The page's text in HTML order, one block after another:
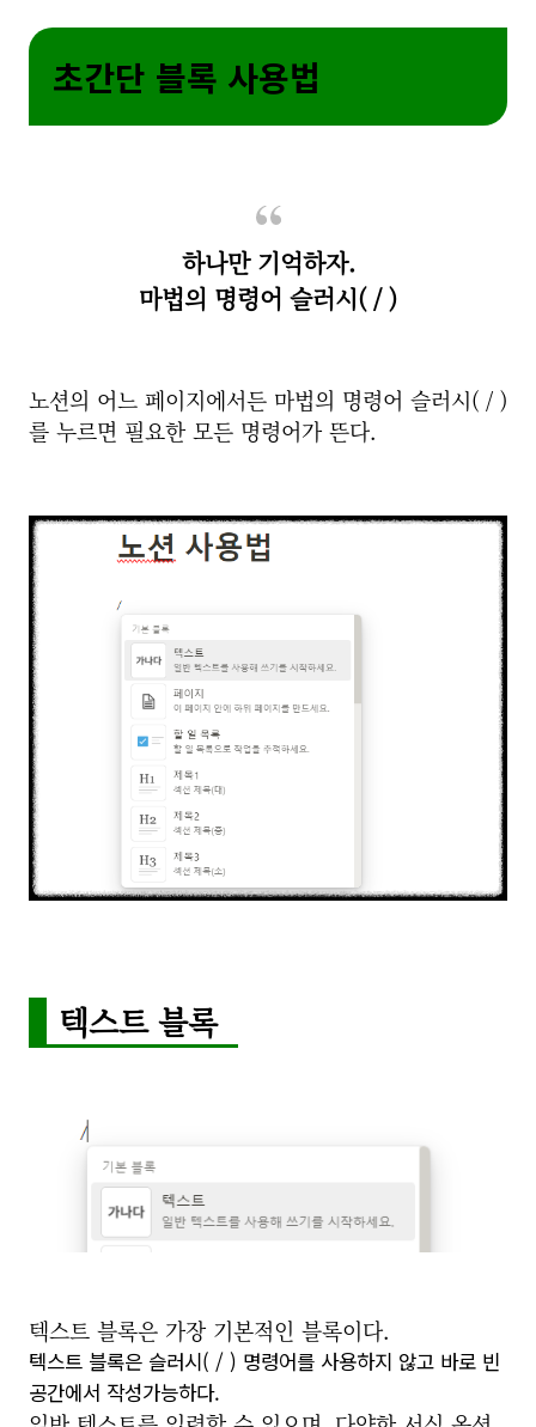
초간단 블록 사용법
하나만 기억하자.
마법의 명령어 슬러시( / )
노션의 어느 페이지에서든 마법의 명령어 슬러시( / )
를 누르면 필요한 모든 명령어가 뜬다.
텍스트 블록
텍스트 블록은 가장 기본적인 블록이다.
텍스트 블록은 슬러시( / ) 명령어를 사용하지 않고 바로 빈
공간에서 작성가능하다.